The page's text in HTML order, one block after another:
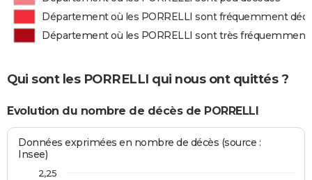
Département où les PORRELLI sont fréquemment
Département où les PORRELLI sont très fréquemment
Qui sont les PORRELLI qui nous ont quittés ?
Evolution du nombre de décès de PORRELLI
Données exprimées en nombre de décès (source :
Insee)
2,25